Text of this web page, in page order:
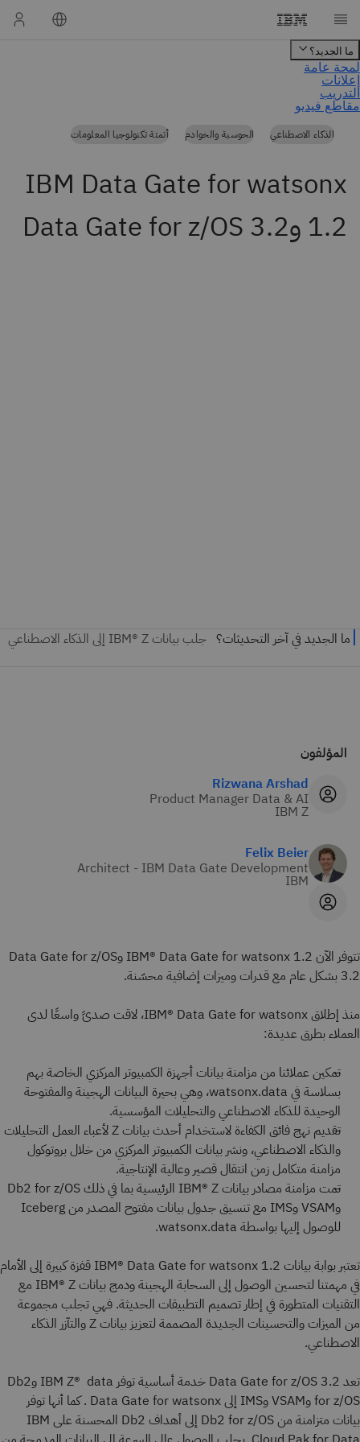
الذكاء الاصطناعي الحوسبة والخوادم أتمتة تكنولوجيا المعلومات
IBM Data Gate for watsonx
1.2 وData Gate for z/OS 3.2
المؤلفون
Rizwana Arshad
Product Manager Data & AI
IBM Z
Felix Beier
Architect - IBM Data Gate Development
IBM
تتوفر الآن IBM® Data Gate for watsonx 1.2 وData Gate for z/OS
3.2 بشكل عام مع قدرات وميزات إضافية محسّنة.
منذ إطلاق IBM® Data Gate for watsonx، لاقت صدىً واسعًا لدى
العملاء بطرق عديدة:
تمكين عملائنا من مزامنة بيانات أجهزة الكمبيوتر المركزي الخاصة بهم
بسلاسة في watsonx.data، وهي بحيرة البيانات الهجينة والمفتوحة
الوحيدة للذكاء الاصطناعي والتحليلات المؤسسية.
تقديم نهج فائق الكفاءة لاستخدام أحدث بيانات Z لأعباء العمل التحليلات
والذكاء الاصطناعي، ونشر بيانات الكمبيوتر المركزي من خلال بروتوكول
مزامنة متكامل زمن انتقال قصير وعالية الإنتاجية.
تمت مزامنة مصادر بيانات IBM® Z الرئيسية بما في ذلك Db2 for z/OS
وVSAM وIMS مع تنسيق جدول بيانات مفتوح المصدر من Iceberg
للوصول إليها بواسطة watsonx.data.
تعتبر بوابة بيانات IBM® Data Gate for watsonx 1.2 قفزة كبيرة إلى الأمام
في مهمتنا لتحسين الوصول إلى السحابة الهجينة ودمج بيانات IBM® Z مع
التقنيات المتطورة في إطار تصميم التطبيقات الحديثة. فهي تجلب مجموعة
من الميزات والتحسينات الجديدة المصممة لتعزيز بيانات Z والتآزر الذكاء
الاصطناعي.
تعد Data Gate for z/OS 3.2 خدمة أساسية توفر IBM Z® data وDb2
for z/OS وVSAM وIMS إلى Data Gate for watsonx . كما أنها توفر
بيانات متزامنة من Db2 for z/OS إلى أهداف Db2 المحسنة على IBM